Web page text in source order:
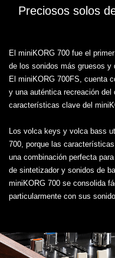
Preciosos solos
El miniKORG 700 fue el
de los sonidos más gruesos y
El miniKORG 700FS, cuenta
y una auténtica recreación del
características clave del
Los volca keys y volca bass
700, porque las
una combinación perfecta
de sintetizador y sonidos de
miniKORG 700 se consolida
particularmente con sus